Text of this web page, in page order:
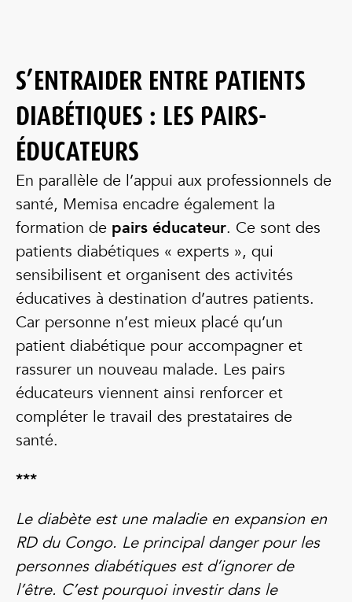
S’ENTRAIDER ENTRE PATIENTS
DIABÉTIQUES : LES PAIRS-
ÉDUCATEURS
En parallèle de l’appui aux professionnels de
santé, Memisa encadre également la
formation de pairs éducateur. Ce sont des
patients diabétiques « experts », qui
sensibilisent et organisent des activités
éducatives à destination d’autres patients.
Car personne n’est mieux placé qu’un
patient diabétique pour accompagner et
rassurer un nouveau malade. Les pairs
éducateurs viennent ainsi renforcer et
compléter le travail des prestataires de
santé.
***
Le diabète est une maladie en expansion en
RD du Congo. Le principal danger pour les
personnes diabétiques est d’ignorer de
l’être. C’est pourquoi investir dans le